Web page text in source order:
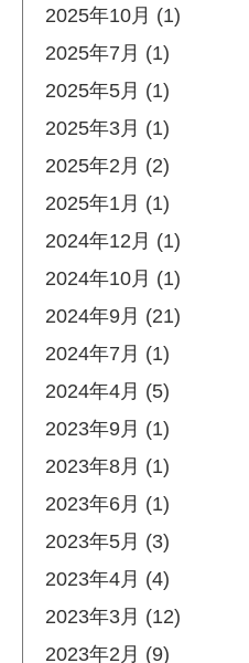
2025年10月 (1)
2025年7月 (1)
2025年5月 (1)
2025年3月 (1)
2025年2月 (2)
2025年1月 (1)
2024年12月 (1)
2024年10月 (1)
2024年9月 (21)
2024年7月 (1)
2024年4月 (5)
2023年9月 (1)
2023年8月 (1)
2023年6月 (1)
2023年5月 (3)
2023年4月 (4)
2023年3月 (12)
2023年2月 (9)